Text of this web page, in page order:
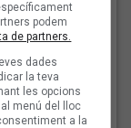
podem
de partners.
dades
la teva
les opcions
menú del lloc
a la